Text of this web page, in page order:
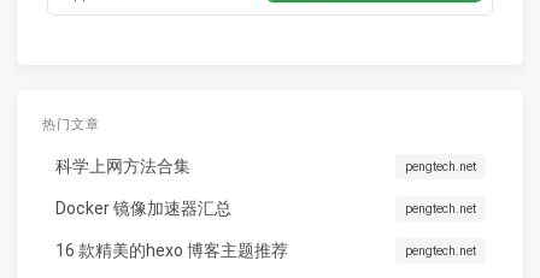
热门文章
科学上网方法合集 pengtech.net
Docker 镜像加速器汇总 pengtech.net
16 款精美的hexo 博客主题推荐 pengtech.net